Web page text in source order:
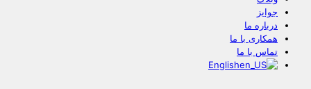
جوایز
درباره ما
همکاری با ما
تماس با ما
English